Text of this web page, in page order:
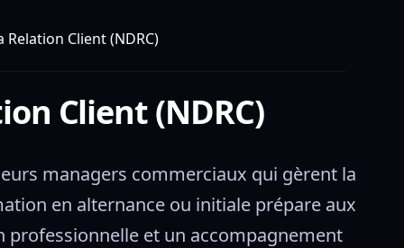
Client (NDRC)
Client (NDRC)
managers commerciaux qui gèrent la
en alternance ou initiale prépare aux
professionnelle et un accompagnement